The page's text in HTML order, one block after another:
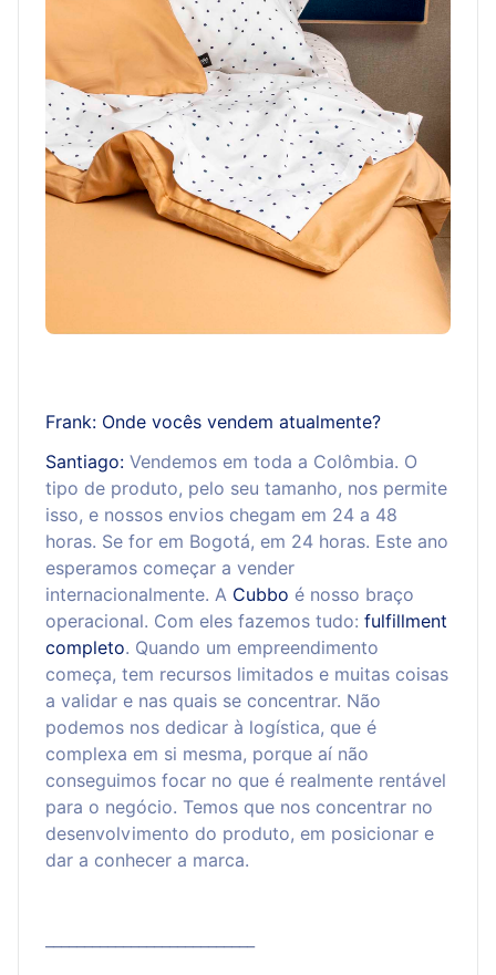
Frank: Onde vocês vendem atualmente?
Santiago: Vendemos em toda a Colômbia. O
tipo de produto, pelo seu tamanho, nos permite
isso, e nossos envios chegam em 24 a 48
horas. Se for em Bogotá, em 24 horas. Este ano
esperamos começar a vender
internacionalmente. A Cubbo é nosso braço
operacional. Com eles fazemos tudo: fulfillment
completo. Quando um empreendimento
começa, tem recursos limitados e muitas coisas
a validar e nas quais se concentrar. Não
podemos nos dedicar à logística, que é
complexa em si mesma, porque aí não
conseguimos focar no que é realmente rentável
para o negócio. Temos que nos concentrar no
desenvolvimento do produto, em posicionar e
dar a conhecer a marca.